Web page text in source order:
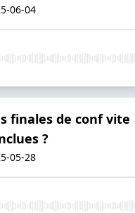
06-04
finales de conf vite
?
05-28